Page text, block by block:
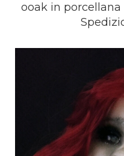
ooak in porcellana